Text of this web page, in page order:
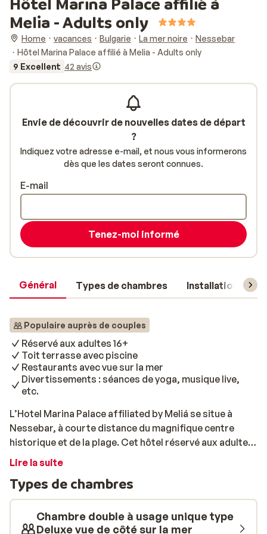
Melia - Adults only
Home vacances Bulgarie La mer noire
Nessebar
Hôtel Marina Palace affilié à Melia - Adults only
9 Excellent 42 avis
Général Types de chambres Installations
Populaire auprès de couples
Réservé aux adultes 16+
Toit terrasse avec piscine
Restaurants avec vue sur la mer
Divertissements : séances de yoga, musique live,
etc.
L’Hotel Marina Palace affiliated by Meliá se situe à
Nessebar, à courte distance du magnifique centre
historique et de la plage. Cet hôtel réservé aux adultes
a récemment bénéficié d’un rafraîchissement complet:
ambiance agréable. Vous y profitez d’un cadre paisible,
d’une piscine sur le toit et d’une formule all-inclusive
généreuse, avec tout à portée de main. Les chambres
s’accordent parfaitement à cette nouvelle identité:
Lire la suite
Types de chambres
Chambre double à usage unique type
Deluxe vue de côté sur la mer
Envie de découvrir de nouvelles dates de départ
?
Indiquez votre adresse e-mail, et nous vous informerons
dès que les dates seront connues.
E-mail
Tenez-moi informé